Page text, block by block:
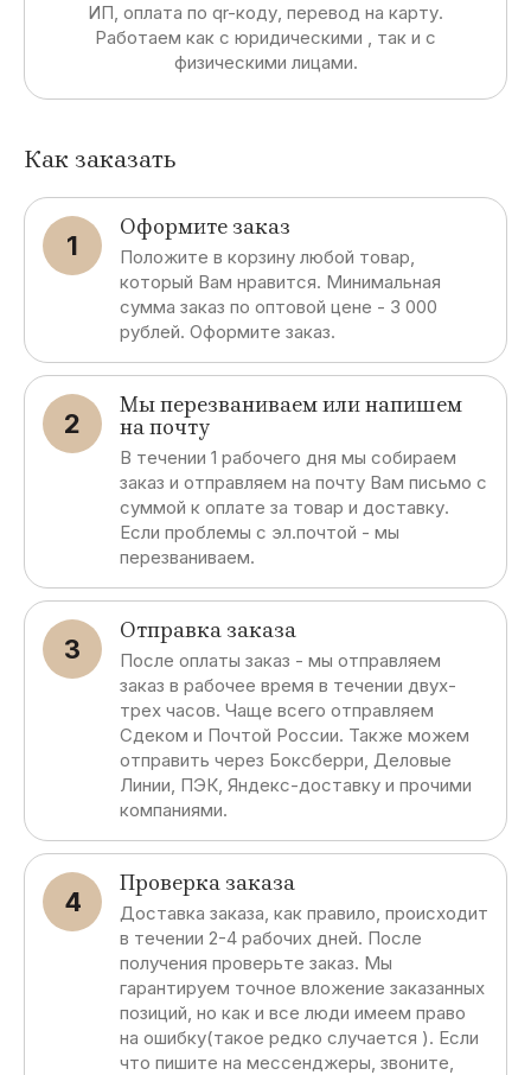
ИП, оплата по qr-коду, перевод на карту.
Работаем как с юридическими , так и с
физическими лицами.
Как заказать
1
Оформите заказ
Положите в корзину любой товар,
который Вам нравится. Минимальная
сумма заказ по оптовой цене - 3 000
рублей. Оформите заказ.
2
Мы перезваниваем или напишем
на почту
В течении 1 рабочего дня мы собираем
заказ и отправляем на почту Вам письмо с
суммой к оплате за товар и доставку.
Если проблемы с эл.почтой - мы
перезваниваем.
3
Отправка заказа
После оплаты заказ - мы отправляем
заказ в рабочее время в течении двух-
трех часов. Чаще всего отправляем
Сдеком и Почтой России. Также можем
отправить через Боксберри, Деловые
Линии, ПЭК, Яндекс-доставку и прочими
компаниями.
4
Проверка заказа
Доставка заказа, как правило, происходит
в течении 2-4 рабочих дней. После
получения проверьте заказ. Мы
гарантируем точное вложение заказанных
позиций, но как и все люди имеем право
на ошибку(такое редко случается ). Если
что пишите на мессенджеры, звоните,